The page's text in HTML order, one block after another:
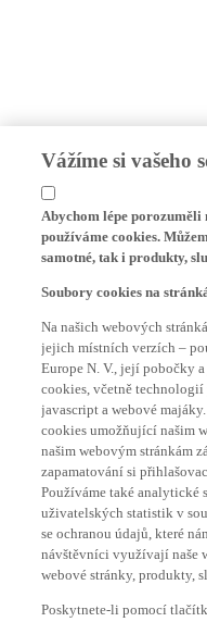
Abychom lépe porozuměli
používáme cookies.
samotné, tak i produkty,
jejich místních verzích –
Europe N. V., její pobočky
cookies, včetně
javascript a webové
cookies umožňující našim
našim webovým stránkám
zapamatování si
Používáme také analytické
uživatelských statistik v
se ochranou údajů, které
návštěvníci využívají naše
webové stránky, produkty,
soubory cookies pro